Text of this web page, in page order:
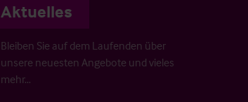
Aktuelles
Bleiben Sie auf dem Laufenden über
unsere neuesten Angebote und vieles
mehr…